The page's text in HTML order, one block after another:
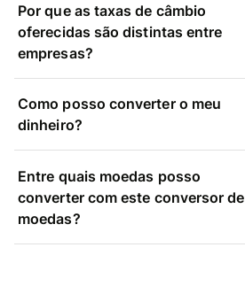
Por que as taxas de câmbio
oferecidas são distintas entre
empresas?
Como posso converter o meu
dinheiro?
Entre quais moedas posso
converter com este conversor de
moedas?